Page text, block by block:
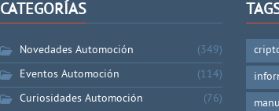
CATEGORÍAS
Novedades Automoción
(349)
Eventos Automoción
(114)
Curiosidades Automoción
(76)